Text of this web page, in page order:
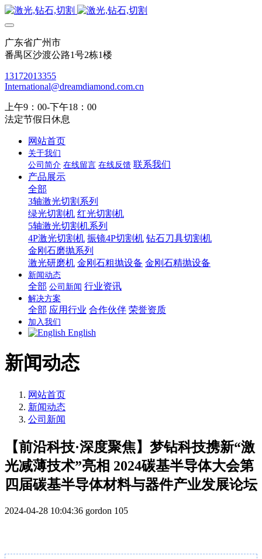
广东省广州市
番禺区沙渡公路1号2栋1楼
13172013355
International@dreamdiamond.com.cn
上午9：00-下午18：00
法定节假日休息
网站首页
关于我们
公司简介 在线留言 在线反馈 联系我们
产品展示
全部
3轴激光切割系列
绿光切割机 红光切割机
5轴激光切割机系列
4P激光切割机 振镜4P切割机 钻石刀具切割机
金刚石磨抛系列
激光研磨机 金刚石粗抛设备 金刚石精抛设备
新闻动态
全部 公司新闻 行业资讯
解决方案
全部 应用行业 合作伙伴 荣誉资质
加入我们
English
新闻动态
网站首页
新闻动态
公司新闻
【前沿科技·深度聚焦】梦钻科技携新“激
光减薄技术”亮相 2024碳基半导体大会第
四届碳基半导体材料与器件产业发展论坛
2024-04-28 10:04:36 gordon 105